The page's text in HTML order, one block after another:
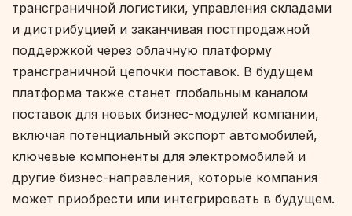
трансграничной логистики, управления складами
и дистрибуцией и заканчивая постпродажной
поддержкой через облачную платформу
трансграничной цепочки поставок. В будущем
платформа также станет глобальным каналом
поставок для новых бизнес-модулей компании,
включая потенциальный экспорт автомобилей,
ключевые компоненты для электромобилей и
другие бизнес-направления, которые компания
может приобрести или интегрировать в будущем.